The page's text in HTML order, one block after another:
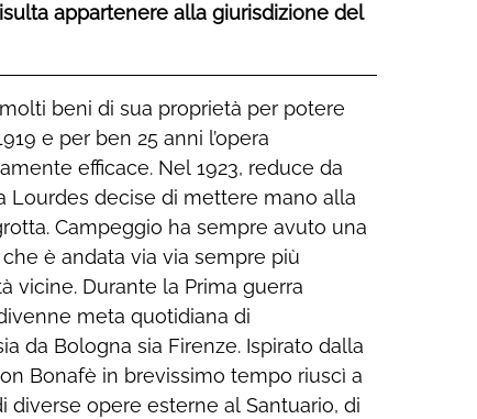
appartenere alla giurisdizione del